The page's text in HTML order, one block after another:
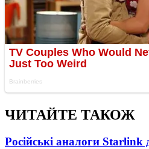
ЧИТАЙТЕ ТАКОЖ
Російські аналоги Starlink